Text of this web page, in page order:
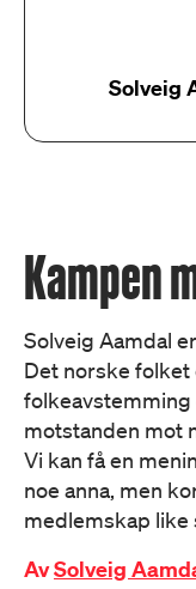
Solveig
Kampen
Solveig Aamdal
Det norske folket
motstanden mot
Vi kan få en
noe anna, men
medlemskap like
AvSolveig